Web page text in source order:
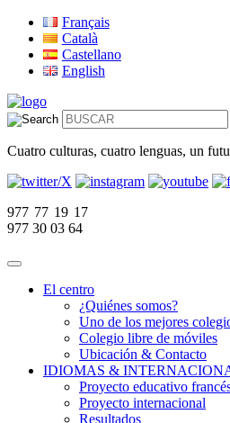
Français
Català
Castellano
English
Cuatro culturas, cuatro lenguas, un
977 77 19 17
977 30 03 64
El centro
¿Quiénes somos?
Uno de los mejores
Colegio libre de móviles
Ubicación & Contacto
IDIOMAS &
Proyecto educativo
Proyecto internacional
Resultados